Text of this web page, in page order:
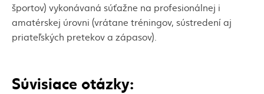
Súvisiace otázky:
športov) vykonávaná súťažne na profesionálnej i
amatérskej úrovni (vrátane tréningov, sústredení aj
priateľských pretekov a zápasov).